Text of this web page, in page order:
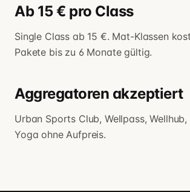
Ab 15 € pro Class
Single Class ab 15 €. Mat-Klassen
Pakete bis zu 6 Monate gültig.
Aggregatoren akzeptiert
Urban Sports Club, Wellpass,
Yoga ohne Aufpreis.